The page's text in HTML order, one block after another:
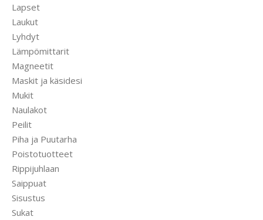
Lapset
Laukut
Lyhdyt
Lämpömittarit
Magneetit
Maskit ja käsidesi
Mukit
Naulakot
Peilit
Piha ja Puutarha
Poistotuotteet
Rippijuhlaan
Saippuat
Sisustus
Sukat